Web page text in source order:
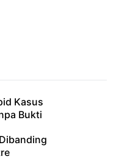
Kasus
Bukti